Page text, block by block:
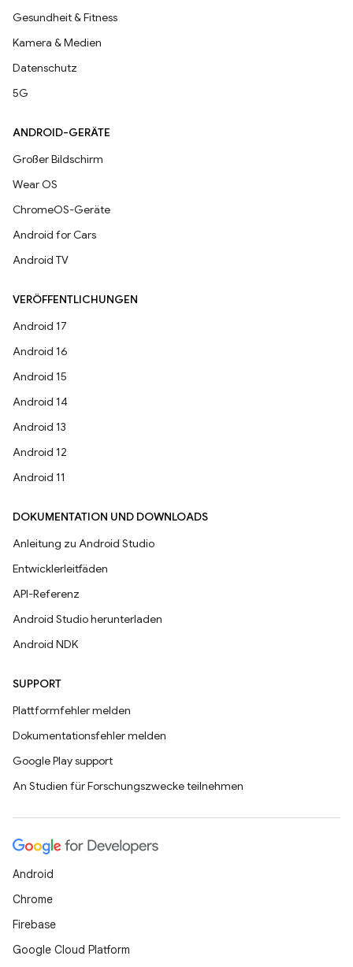
Gesundheit & Fitness
Kamera & Medien
Datenschutz
5G
ANDROID-GERÄTE
Großer Bildschirm
Wear OS
ChromeOS-Geräte
Android for Cars
Android TV
VERÖFFENTLICHUNGEN
Android 17
Android 16
Android 15
Android 14
Android 13
Android 12
Android 11
DOKUMENTATION UND DOWNLOADS
Anleitung zu Android Studio
Entwicklerleitfäden
API-Referenz
Android Studio herunterladen
Android NDK
SUPPORT
Plattformfehler melden
Dokumentationsfehler melden
Google Play support
An Studien für Forschungszwecke teilnehmen
Android
Chrome
Firebase
Google Cloud Platform